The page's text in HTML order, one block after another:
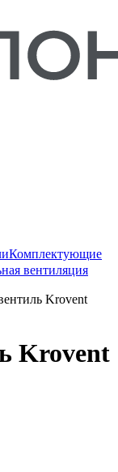
Комплектующие
вентиляция
Krovent
Krovent